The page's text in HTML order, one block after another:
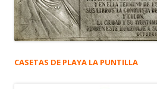
CASETAS DE PLAYA LA PUNTILLA